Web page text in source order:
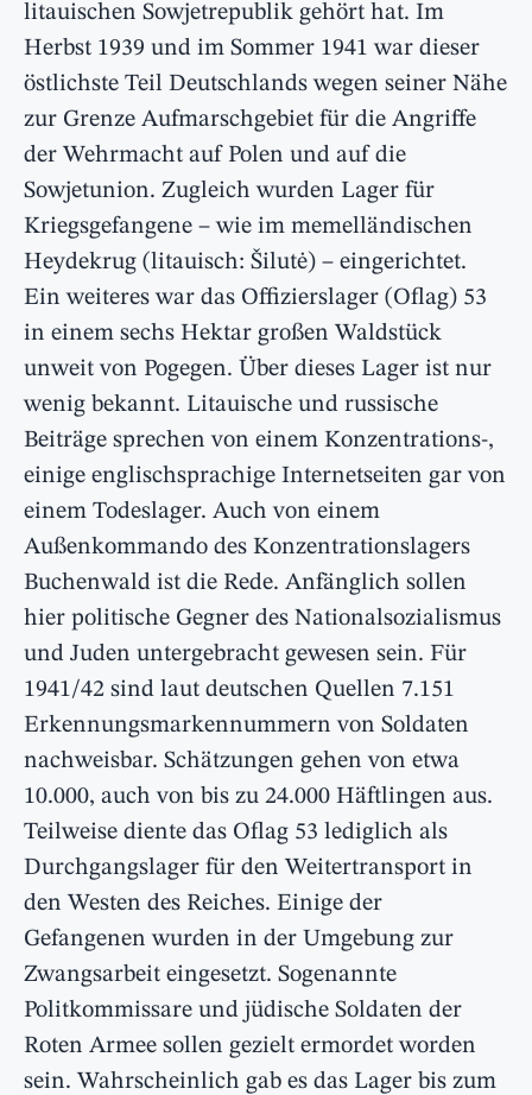
litauischen Sowjetrepublik gehört hat. Im
Herbst 1939 und im Sommer 1941 war dieser
östlichste Teil Deutschlands wegen seiner Nähe
zur Grenze Aufmarschgebiet für die Angriffe
der Wehrmacht auf Polen und auf die
Sowjetunion. Zugleich wurden Lager für
Kriegsgefangene – wie im memelländischen
Heydekrug (litauisch: Šilutė) – eingerichtet.
Ein weiteres war das Offizierslager (Oflag) 53
in einem sechs Hektar großen Waldstück
unweit von Pogegen. Über dieses Lager ist nur
wenig bekannt. Litauische und russische
Beiträge sprechen von einem Konzentrations-,
einige englischsprachige Internetseiten gar von
einem Todeslager. Auch von einem
Außenkommando des Konzentrationslagers
Buchenwald ist die Rede. Anfänglich sollen
hier politische Gegner des Nationalsozialismus
und Juden untergebracht gewesen sein. Für
1941/42 sind laut deutschen Quellen 7.151
Erkennungsmarkennummern von Soldaten
nachweisbar. Schätzungen gehen von etwa
10.000, auch von bis zu 24.000 Häftlingen aus.
Teilweise diente das Oflag 53 lediglich als
Durchgangslager für den Weitertransport in
den Westen des Reiches. Einige der
Gefangenen wurden in der Umgebung zur
Zwangsarbeit eingesetzt. Sogenannte
Politkommissare und jüdische Soldaten der
Roten Armee sollen gezielt ermordet worden
sein. Wahrscheinlich gab es das Lager bis zum